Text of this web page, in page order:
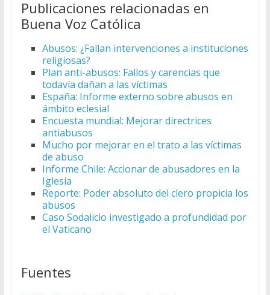
Publicaciones relacionadas en
Buena Voz Católica
Abusos: ¿Fallan intervenciones a instituciones
religiosas?
Plan anti-abusos: Fallos y carencias que
todavía dañan a las víctimas
España: Informe externo sobre abusos en
ámbito eclesial
Encuesta mundial: Mejorar directrices
antiabusos
Mucho por mejorar en el trato a las víctimas
de abuso
Informe Chile: Accionar de abusadores en la
Iglesia
Reporte: Poder absoluto del clero propicia los
abusos
Caso Sodalicio investigado a profundidad por
el Vaticano
Fuentes